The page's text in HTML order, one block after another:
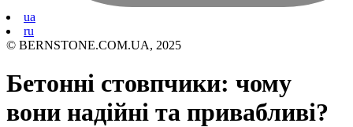
ua
ru
© BERNSTONE.COM.UA, 2025
Бетонні стовпчики: чому
вони надійні та привабливі?